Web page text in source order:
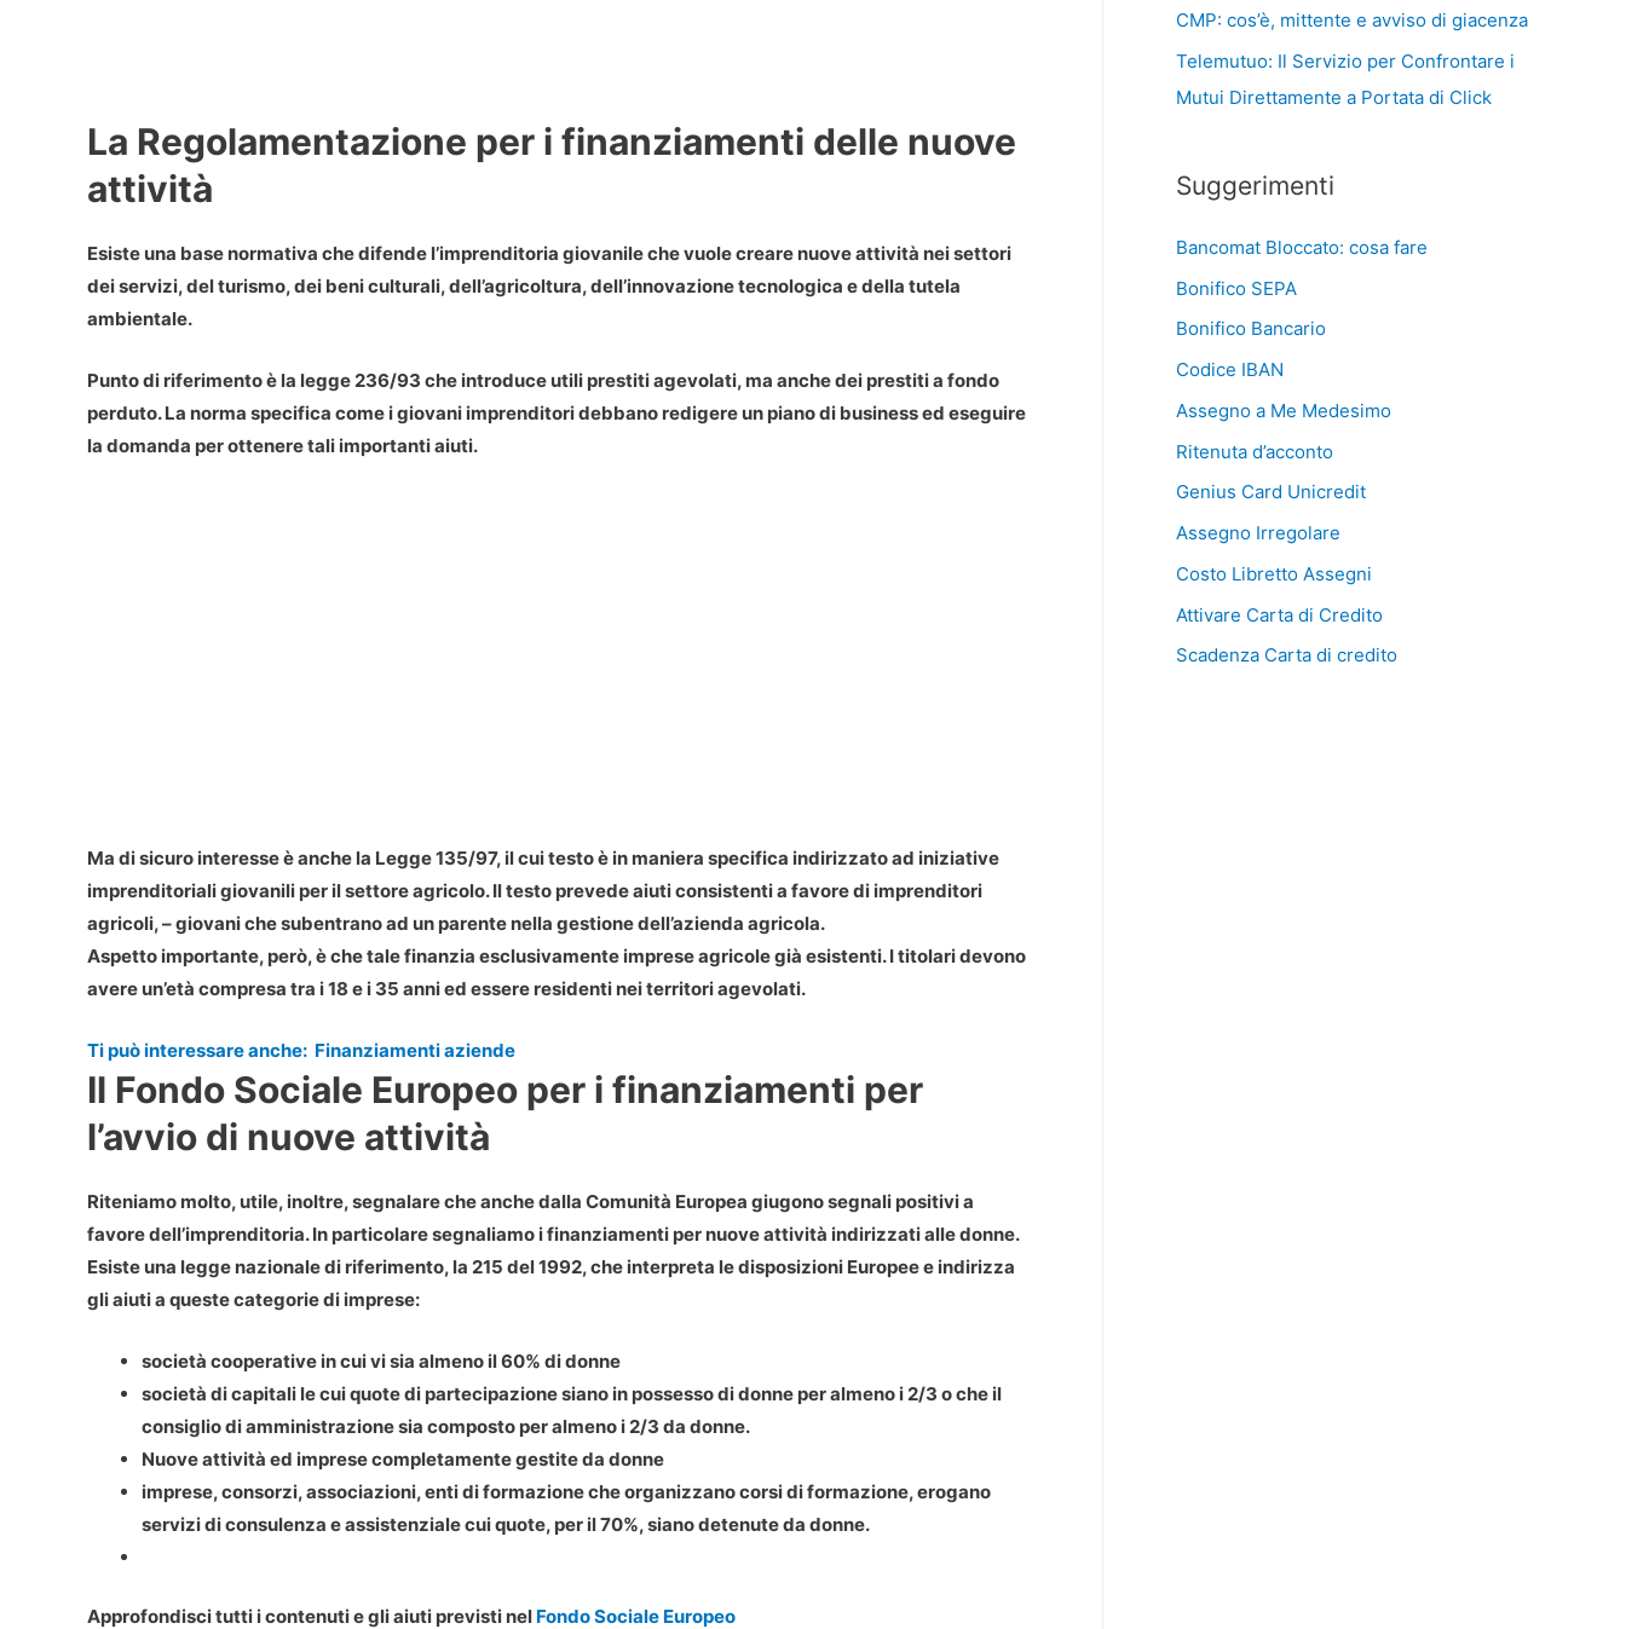
La Regolamentazione per i finanziamenti delle nuove
attività
Esiste una base normativa che difende l’imprenditoria giovanileche vuole creare nuove attività nei settori
dei servizi, del turismo, dei beni culturali, dell’agricoltura, dell’innovazione tecnologica e della tutela
ambientale.
Punto di riferimento è la legge 236/93 che introduce utili prestiti agevolati, ma anche dei prestiti a fondo
perduto. La norma specifica come i giovani imprenditori debbano redigere un piano di business ed eseguire
la domanda per ottenere tali importanti aiuti.
Ma di sicuro interesse è anche la Legge 135/97, il cui testo è in maniera specifica indirizzato ad iniziative
imprenditoriali giovanili per il settore agricolo. Il testo prevede aiuti consistenti a favore di imprenditori
agricoli, – giovani che subentrano ad un parente nella gestione dell’azienda agricola.
Aspetto importante, però, è che tale finanzia esclusivamente imprese agricole già esistenti. I titolari devono
avere un’età compresa tra i 18 e i 35 anni ed essere residenti nei territori agevolati.
Ti può interessare anche: Finanziamenti aziende
Il Fondo Sociale Europeo per i finanziamenti per
l’avvio di nuove attività
Riteniamo molto, utile, inoltre, segnalare che anche dalla Comunità Europea giugono segnali positivi a
favore dell’imprenditoria. In particolare segnaliamo ifinanziamenti per nuove attività indirizzati alle donne.
Esiste una legge nazionale di riferimento, la 215 del 1992, che interpreta le disposizioni Europee e indirizza
gli aiuti a queste categorie di imprese:
società cooperative in cui vi sia almeno il 60% di donne
società di capitali le cui quote di partecipazione siano in possesso di donne per almeno i 2/3 o che il
consiglio di amministrazione sia composto per almeno i 2/3 da donne.
Nuove attività ed imprese completamente gestite da donne
imprese, consorzi, associazioni, enti di formazione che organizzano corsi di formazione, erogano
servizi di consulenza e assistenziale cui quote, per il 70%, siano detenute da donne.
Approfondisci tutti i contenuti e gli aiuti previsti nel Fondo Sociale Europeo
CMP: cos’è, mittente e avviso di giacenza
Telemutuo: Il Servizio per Confrontare i
Mutui Direttamente a Portata di Click
Suggerimenti
Bancomat Bloccato: cosa fare
Bonifico SEPA
Bonifico Bancario
Codice IBAN
Assegno a Me Medesimo
Ritenuta d’acconto
Genius Card Unicredit
Assegno Irregolare
Costo Libretto Assegni
Attivare Carta di Credito
Scadenza Carta di credito